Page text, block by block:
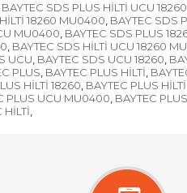
BAYTEC SDS PLUS HİLTİ UCU 18260
18260 MU0400, BAYTEC SDS
MU0400, BAYTEC SDS PLUS
, BAYTEC SDS HİLTİ UCU 18260
UCU, BAYTEC SDS UCU 18260,
PLUS, BAYTEC PLUS HİLTİ,
HİLTİ 18260, BAYTEC PLUS
PLUS UCU MU0400, BAYTEC
HİLTİ,